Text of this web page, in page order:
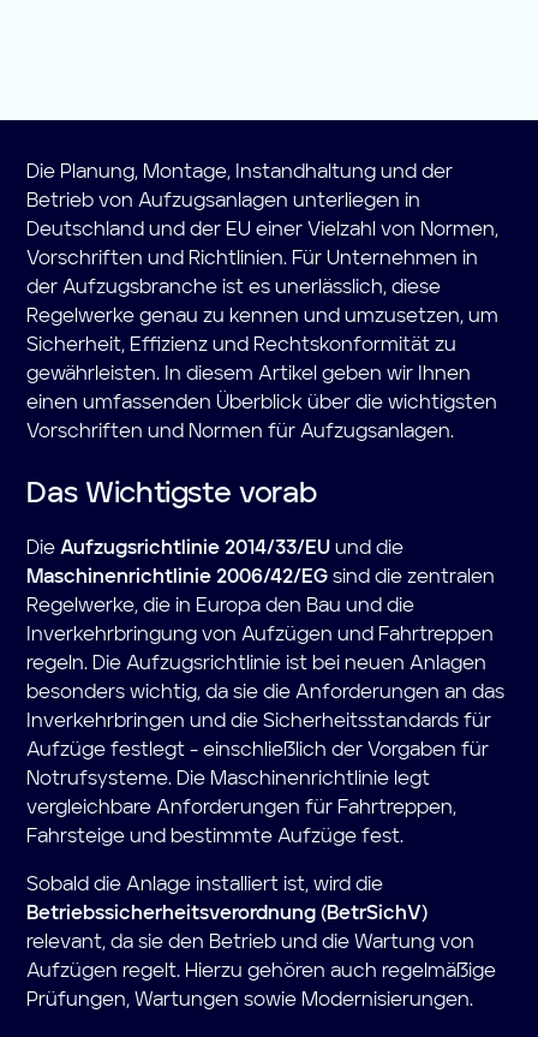
Die Planung, Montage, Instandhaltung und der
Betrieb von Aufzugsanlagen unterliegen in
Deutschland und der EU einer Vielzahl von Normen,
Vorschriften und Richtlinien. Für Unternehmen in
der Aufzugsbranche ist es unerlässlich, diese
Regelwerke genau zu kennen und umzusetzen, um
Sicherheit, Effizienz und Rechtskonformität zu
gewährleisten. In diesem Artikel geben wir Ihnen
einen umfassenden Überblick über die wichtigsten
Vorschriften und Normen für Aufzugsanlagen.
Das Wichtigste vorab
DieAufzugsrichtlinie 2014/33/EU und die
Maschinenrichtlinie 2006/42/EG sind die zentralen
Regelwerke, die in Europa den Bau und die
Inverkehrbringung von Aufzügen und Fahrtreppen
regeln. Die Aufzugsrichtlinie ist bei neuen Anlagen
besonders wichtig, da sie die Anforderungen an das
Inverkehrbringen und die Sicherheitsstandards für
Aufzüge festlegt - einschließlich der Vorgaben für
Notrufsysteme. Die Maschinenrichtlinie legt
vergleichbare Anforderungen für Fahrtreppen,
Fahrsteige und bestimmte Aufzüge fest.
Sobald die Anlage installiert ist, wird die
Betriebssicherheitsverordnung (BetrSichV)
relevant, da sie den Betrieb und die Wartung von
Aufzügen regelt. Hierzu gehören auch regelmäßige
Prüfungen, Wartungen sowie Modernisierungen.